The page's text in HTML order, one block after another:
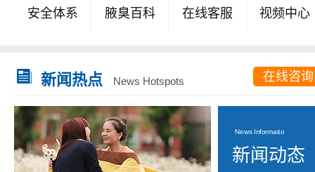
安全体系 腋臭百科 在线客服 视频中心
新闻热点 News Hotspots 在线咨询
News Informatio
新闻动态